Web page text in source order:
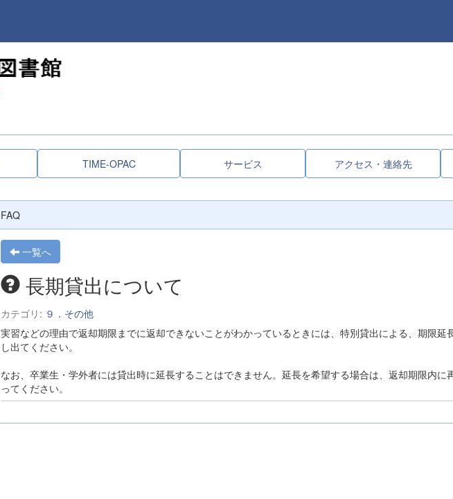
TIME-OPAC サービス アクセス・連絡先
FAQ
一覧へ
長期貸出について
カテゴリ: ９．その他
実習などの理由で返却期限までに返却できないことがわかっているときには、特別貸出による、期限延
し出てください。
なお、卒業生・学外者には貸出時に延長することはできません。延長を希望する場合は、返却期限内に
ってください。